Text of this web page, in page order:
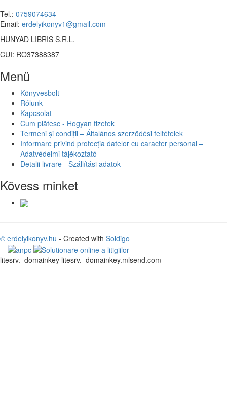
Tel.: 0759074634
Email: erdelyikonyv1@gmail.com
HUNYAD LIBRIS S.R.L.
CUI: RO37388387
Menü
Könyvesbolt
Rólunk
Kapcsolat
Cum plătesc - Hogyan fizetek
Termeni și condiții – Általános szerződési feltételek
Informare privind protecția datelor cu caracter personal –
Adatvédelmi tájékoztató
Detalii livrare - Szállítási adatok
Kövess minket
© erdelyikonyv.hu - Created with Soldigo
litesrv._domainkey litesrv._domainkey.mlsend.com